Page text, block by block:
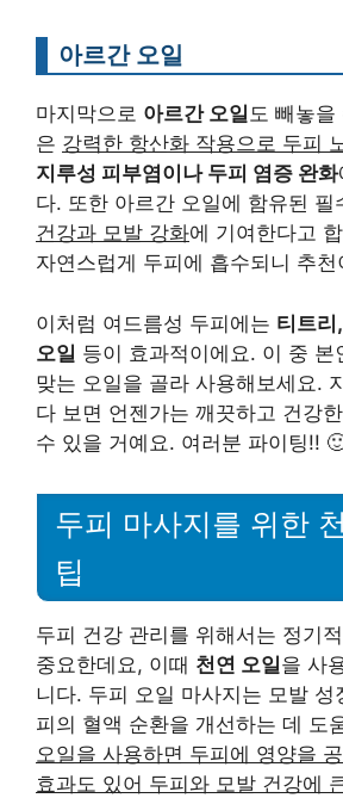
아르간 오일
마지막으로 아르간 오일도 빼놓을
은 강력한 항산화 작용으로 두피
지루성 피부염이나 두피 염증 완화
다. 또한 아르간 오일에 함유된 필
건강과 모발 강화에 기여한다고
자연스럽게 두피에 흡수되니 추천
이처럼 여드름성 두피에는 티트리
오일 등이 효과적이에요. 이 중 본
맞는 오일을 골라 사용해보세요.
다 보면 언젠가는 깨끗하고 건강
수 있을 거예요. 여러분 파이팅!!
두피 마사지를 위한
팁
두피 건강 관리를 위해서는 정기
중요한데요, 이때 천연 오일을 사
니다. 두피 오일 마사지는 모발 성
피의 혈액 순환을 개선하는 데 도
오일을 사용하면 두피에 영양을
효과도 있어 두피와 모발 건강에